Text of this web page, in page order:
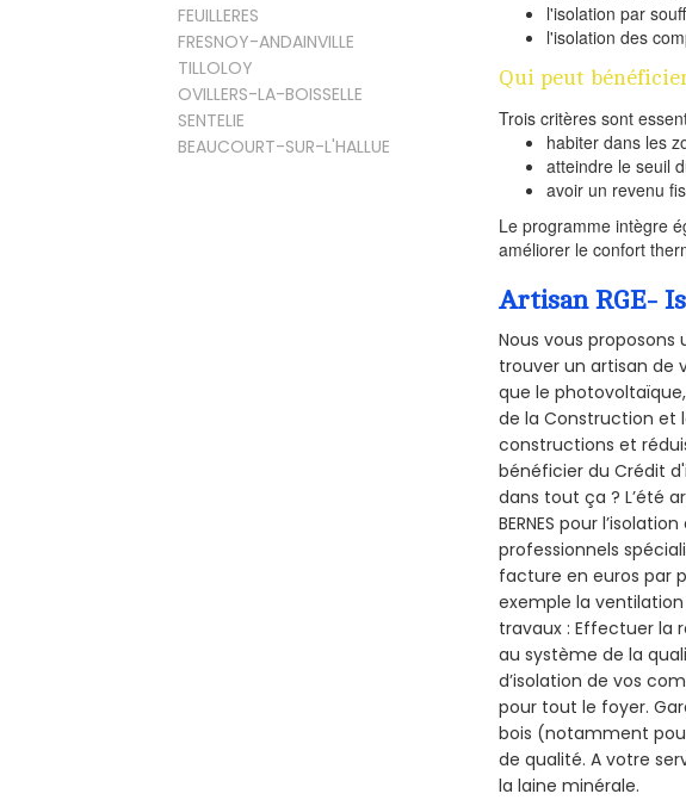
FEUILLERES
FRESNOY-ANDAINVILLE
TILLOLOY
OVILLERS-LA-BOISSELLE
SENTELIE
BEAUCOURT-SUR-L'HALLUE
l'isolation par
l'isolation des
Qui peut
Trois critères sont
habiter dans les
atteindre le seuil
avoir un revenu
Le programme intègre
améliorer le confort
Artisan RGE-
Nous vous
trouver un artisan de
que le
de la Construction et
constructions et
bénéficier du Crédit
dans tout ça ? L’été
BERNES pour
professionnels
facture en euros par
exemple la
travaux : Effectuer la
au système de la
d’isolation de vos
pour tout le foyer.
bois (notamment
de qualité. A votre
la laine minérale.